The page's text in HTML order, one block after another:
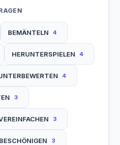
BEMÄNTELN 4
HERUNTERSPIELEN 4
4
3
3
BESCHÖNIGEN 3